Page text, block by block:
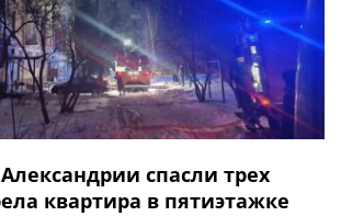
спасли трех
квартира в пятиэтажке